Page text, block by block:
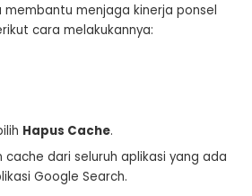
membantu menjaga kinerja ponsel
cara melakukannya:
Hapus Cache.
cache dari seluruh aplikasi yang ada
Google Search.